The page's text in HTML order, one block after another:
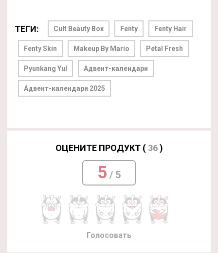
ТЕГИ: Cult Beauty Box Fenty Fenty Hair
Fenty Skin Makeup By Mario Petal Fresh
Pyunkang Yul Адвент-календари
Адвент-календари 2025
ОЦЕНИТЕ ПРОДУКТ ( 36)
5 / 5
Голосовать